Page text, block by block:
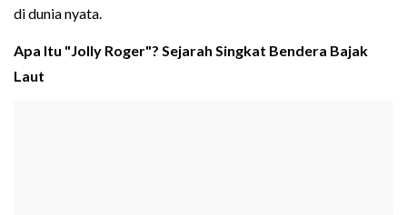
di dunia nyata.
Apa Itu "Jolly Roger"? Sejarah Singkat Bendera Bajak
Laut